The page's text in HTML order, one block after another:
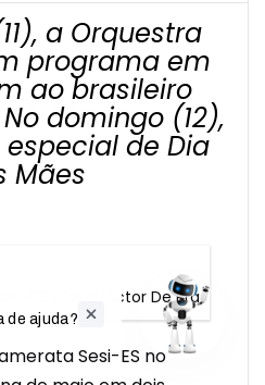
a Orquestra
programa em
ao brasileiro
domingo (12),
de Dia
Mães
ES | Foto: Victor De Prá
Sesi-ES no
de ajuda?